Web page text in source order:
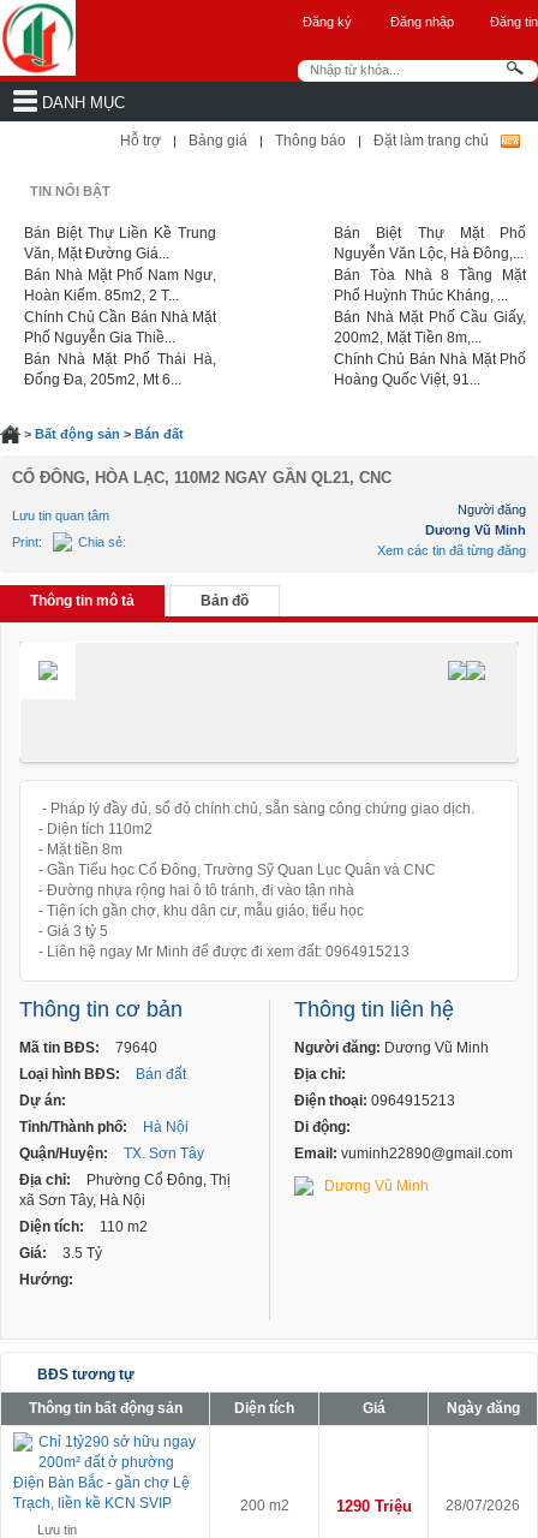
Đăng ký Đăng nhập Đăng tin
DANH MỤC
Hỗ trợ | Bảng giá | Thông báo | Đặt làm trang chủ
TIN NỔI BẬT
Bán Biệt Thự Liền Kề Trung
Văn, Mặt Đường Giá...
Bán Nhà Mặt Phố Nam Ngư,
Hoàn Kiếm. 85m2, 2 T...
Chính Chủ Cần Bán Nhà Mặt
Phố Nguyễn Gia Thiề...
Bán Nhà Mặt Phố Thái Hà,
Đống Đa, 205m2, Mt 6...
Bán Biệt Thự Mặt Phố
Nguyễn Văn Lộc, Hà Đông,...
Bán Tòa Nhà 8 Tầng Mặt
Phố Huỳnh Thúc Kháng, ...
Bán Nhà Mặt Phố Cầu Giấy,
200m2, Mặt Tiền 8m,...
Chính Chủ Bán Nhà Mặt Phố
Hoàng Quốc Việt, 91...
> Bất động sản > Bán đất
CỔ ĐÔNG, HÒA LẠC, 110M2 NGAY GẦN QL21, CNC
Lưu tin quan tâm
Print:
Chia sẻ:
Người đăng
Dương Vũ Minh
Xem các tin đã từng đăng
Thông tin mô tả Bản đồ
- Pháp lý đầy đủ, sổ đỏ chính chủ, sẵn sàng công chứng giao dịch.
- Diện tích 110m2
- Mặt tiền 8m
- Gần Tiểu học Cổ Đông, Trường Sỹ Quan Lục Quân và CNC
- Đường nhựa rộng hai ô tô tránh, đi vào tận nhà
- Tiện ích gần chợ, khu dân cư, mẫu giáo, tiểu học
- Giá 3 tỷ 5
- Liên hệ ngay Mr Minh để được đi xem đất: 0964915213
Thông tin cơ bản
Mã tin BĐS:
79640
Loại hình BĐS:
Bán đất
Dự án:
Tỉnh/Thành phố:
Hà Nội
Quận/Huyện:
TX. Sơn Tây
Địa chỉ:
Phường Cổ Đông, Thị
xã Sơn Tây, Hà Nội
Diện tích:
110 m2
Giá:
3.5 Tỷ
Hướng:
Thông tin liên hệ
Người đăng: Dương Vũ Minh
Địa chỉ:
Điện thoại: 0964915213
Di động:
Email: vuminh22890@gmail.com
Dương Vũ Minh
BĐS tương tự
Thông tin bất động sản
Diện tích Giá
Ngày đăng
Chỉ 1tỷ290 sở hữu ngay
200m² đất ở phường
Điện Bàn Bắc - gần chợ Lệ
Trạch, liền kề KCN SVIP
Lưu tin
200 m2 1290 Triệu 28/07/2026